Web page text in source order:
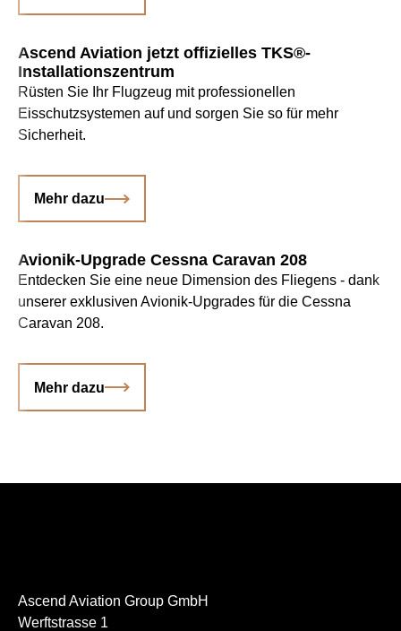
Ascend Aviation jetzt offizielles TKS®-
Installationszentrum
Rüsten Sie Ihr Flugzeug mit professionellen
Eisschutzsystemen auf und sorgen Sie so für mehr
Sicherheit.
Mehr dazu
Avionik-Upgrade Cessna Caravan 208
Entdecken Sie eine neue Dimension des Fliegens - dank
unserer exklusiven Avionik-Upgrades für die Cessna
Caravan 208.
Mehr dazu
Ascend Aviation Group GmbH
Werftstrasse 1